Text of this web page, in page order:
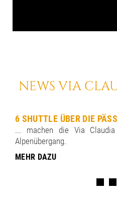
NEWS VIA
6 SHUTTLE ÜBER DIE
... machen die Via
Alpenübergang.
MEHR DAZU